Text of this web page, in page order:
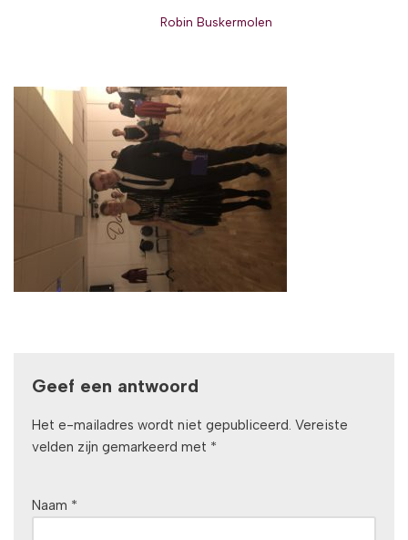
Robin Buskermolen
Geef een antwoord
Het e-mailadres wordt niet gepubliceerd. Vereiste
velden zijn gemarkeerd met *
Naam *